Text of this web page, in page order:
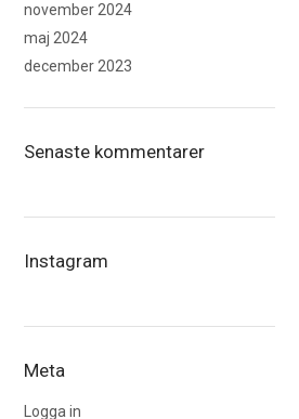
november 2024
maj 2024
december 2023
Senaste kommentarer
Instagram
Meta
Logga in